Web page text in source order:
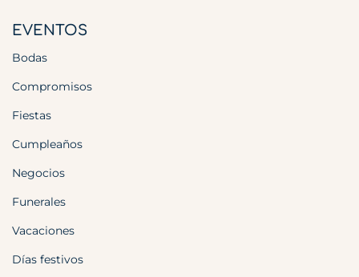
EVENTOS
Bodas
Compromisos
Fiestas
Cumpleaños
Negocios
Funerales
Vacaciones
Días festivos